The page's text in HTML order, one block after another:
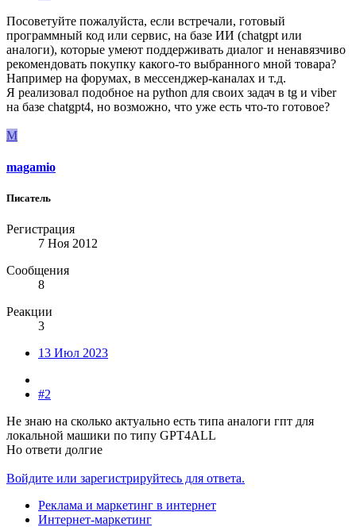
Посоветуйте пожалуйста, если встречали, готовый
программный код или сервис, на базе ИИ (chatgpt или
аналоги), которые умеют поддерживать диалог и ненавязчиво
рекомендовать покупку какого-то выбранного мной товара?
Например на форумах, в мессенджер-каналах и т.д.
Я реализовал подобное на python для своих задач в tg и viber
на базе chatgpt4, но возможно, что уже есть что-то готовое?
M
magamio
Писатель
Регистрация
7 Ноя 2012
Сообщения
8
Реакции
3
13 Июл 2023
#2
Не знаю на сколько актуально есть типа аналоги гпт для
локальной машики по типу GPT4ALL
Но ответи долгие
Войдите или зарегистрируйтесь для ответа.
Реклама и маркетинг в интернет
Интернет-маркетинг